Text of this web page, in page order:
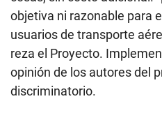
objetiva ni razonable para
usuarios de transporte
reza el Proyecto.
opinión de los autores del
discriminatorio.